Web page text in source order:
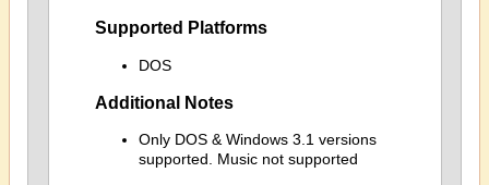
Supported Platforms
DOS
Additional Notes
Only DOS & Windows 3.1 versions
supported. Music not supported